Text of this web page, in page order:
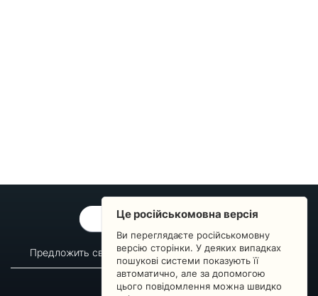
ОБРАТНАЯ СВЯЗЬ
Предложить свой вопрос Статистика изменений
О сервисе
Преподавателям
Це російськомовна версія
Ви переглядаєте російськомовну
версію сторінки. У деяких випадках
пошукові системи показують її
автоматично, але за допомогою
цього повідомлення можна швидко